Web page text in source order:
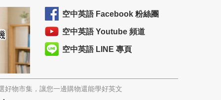
空中英語 Facebook 粉絲團
空中英語 Youtube 頻道
空中英語 LINE 專頁
好物市集，讓您一邊購物還能學好英文